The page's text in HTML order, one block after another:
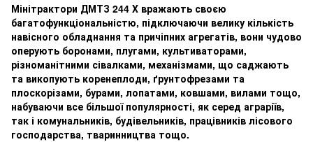
Мінітрактори ДМТЗ 244 Х вражають своєю
багатофункціональністю, підключаючи велику кількість
навісного обладнання та причіпних агрегатів, вони чудово
оперують боронами, плугами, культиваторами,
різноманітними сівалками, механізмами, що саджають
та викопують коренеплоди, ґрунтофрезами та
плоскорізами, бурами, лопатами, ковшами, вилами тощо,
набуваючи все більшої популярності, як серед аграріїв,
так і комунальників, будівельників, працівників лісового
господарства, тваринництва тощо.